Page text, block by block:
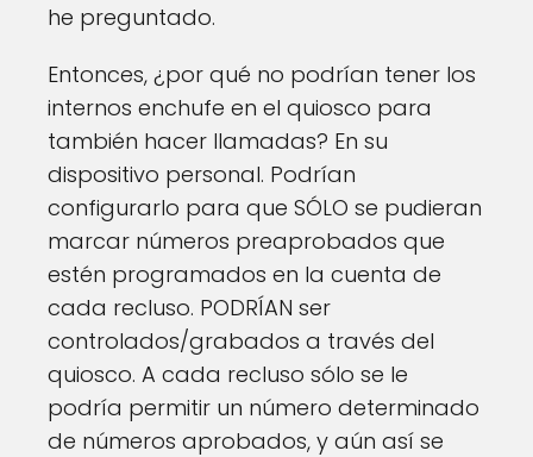
he preguntado.
Entonces, ¿por qué no podrían tener los
internos enchufe en el quiosco para
también hacer llamadas? En su
dispositivo personal. Podrían
configurarlo para que SÓLO se pudieran
marcar números preaprobados que
estén programados en la cuenta de
cada recluso. PODRÍAN ser
controlados/grabados a través del
quiosco. A cada recluso sólo se le
podría permitir un número determinado
de números aprobados, y aún así se